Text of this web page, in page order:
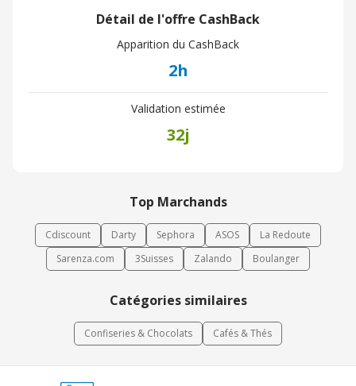
Détail de l'offre CashBack
Apparition du CashBack
2h
Validation estimée
32j
Top Marchands
Cdiscount Darty Sephora ASOS
La Redoute
Sarenza.com
3Suisses Zalando Boulanger
Catégories similaires
Confiseries & Chocolats Cafés & Thés